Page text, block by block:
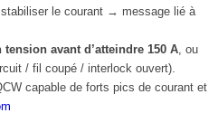
le courant → message lié à
tension avant d’atteindre 150 A , ou
/ fil coupé / interlock ouvert).
capable de forts pics de courant et